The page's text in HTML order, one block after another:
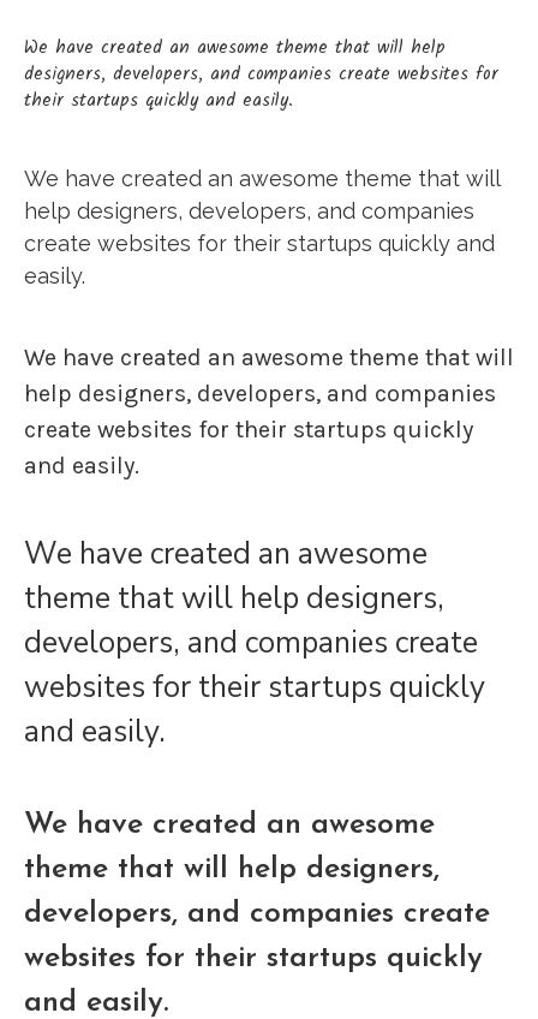
We have created an awesome theme that will help
designers, developers, and companies create websites for
their startups quickly and easily.
We have created an awesome theme that will
help designers, developers, and companies
create websites for their startups quickly and
easily.
We have created an awesome theme that will
help designers, developers, and companies
create websites for their startups quickly
and easily.
We have created an awesome
theme that will help designers,
developers, and companies create
websites for their startups quickly
and easily.
We have created an awesome
theme that will help designers,
developers, and companies create
websites for their startups quickly
and easily.